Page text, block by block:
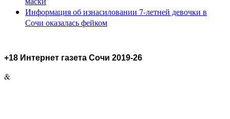
Информация об изнасиловании 7-летней девочки в
Сочи оказалась фейком
+18 Интернет газета Сочи 2019-26
&